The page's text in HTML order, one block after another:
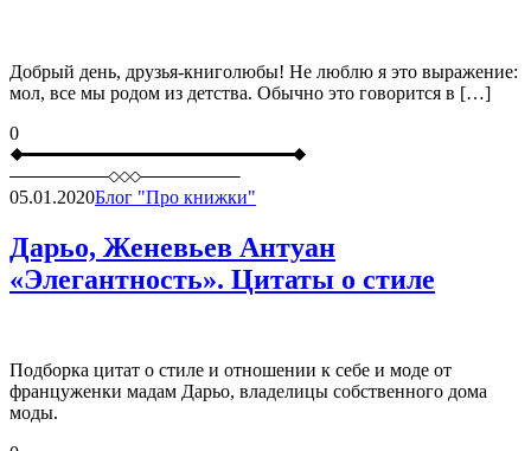
Добрый день, друзья-книголюбы! Не люблю я это выражение:
мол, все мы родом из детства. Обычно это говорится в […]
0
05.01.2020Блог "Про книжки"
Дарьо, Женевьев Антуан
«Элегантность». Цитаты о стиле
Подборка цитат о стиле и отношении к себе и моде от
француженки мадам Дарьо, владелицы собственного дома
моды.